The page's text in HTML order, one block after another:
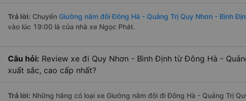
Trả lời: Chuyến Giường nằm đôi Đông Hà - Quảng Trị Quy Nhơn - Bình
vào lúc 19:00 là của nhà xe Ngọc Phát.
Câu hỏi: Review xe đi Quy Nhơn - Bình Định từ Đông Hà -
xuất sắc, cao cấp nhất?
Trả lời: Những hãng có loại xe Giường nằm đôi đi Đông Hà - Quảng Trị